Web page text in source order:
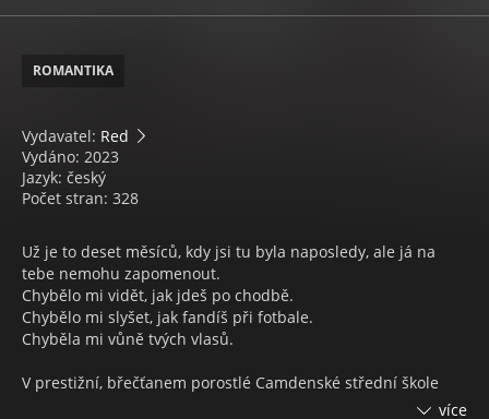
ROMANTIKA
Vydavatel: Red
Vydáno: 2023
Jazyk: český
Počet stran: 328
Už je to deset měsíců, kdy jsi tu byla naposledy, ale já na
tebe nemohu zapomenout.
Chybělo mi vidět, jak jdeš po chodbě.
Chybělo mi slyšet, jak fandíš při fotbale.
Chyběla mi vůně tvých vlasů.
V prestižní, břečťanem porostlé Camdenské střední škole
vládnou bohatí a oblíbení Žraloci. Kdysi dávno jsem chtělavíce